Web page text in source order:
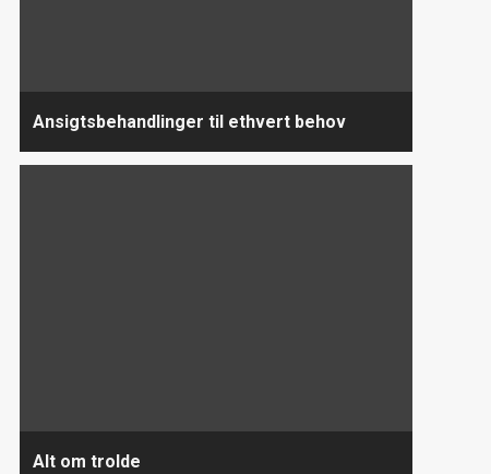
Ansigtsbehandlinger til ethvert behov
Alt om trolde